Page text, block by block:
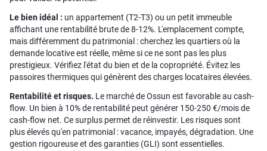
Le bien idéal : un appartement (T2-T3) ou un petit immeuble
affichant une rentabilité brute de 8-12%. L'emplacement compte,
mais différemment du patrimonial : cherchez les quartiers où la
demande locative est réelle, même si ce ne sont pas les plus
prestigieux. Vérifiez l'état du bien et de la copropriété. Évitez les
passoires thermiques qui génèrent des charges locataires élevées.
Rentabilité et risques. Le marché de Ossun est favorable au cash-
flow. Un bien à 10% de rentabilité peut générer 150-250 €/mois de
cash-flow net. Ce surplus permet de réinvestir. Les risques sont
plus élevés qu'en patrimonial : vacance, impayés, dégradation. Une
gestion rigoureuse et des garanties (GLI) sont essentielles.